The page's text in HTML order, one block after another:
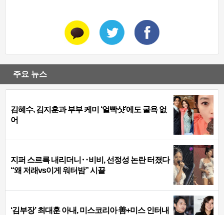
주요 뉴스
김혜수, 김지훈과 부부 케미 ‘얼빡샷’에도 굴욕 없
어
지퍼 스르륵 내리더니‥비비, 선정성 논란 터졌다
“왜 저래vs이게 워터밤” 시끌
‘김부장’ 최대훈 아내, 미스코리아 善+미스 인터내